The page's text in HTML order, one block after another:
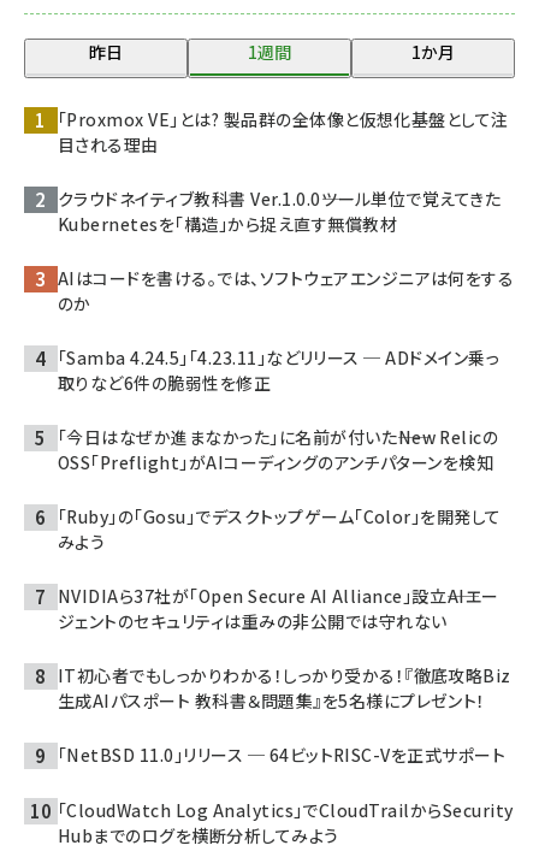
昨日 1週間 1か月
「Proxmox VE」とは? 製品群の全体像と仮想化基盤として注
目される理由
クラウドネイティブ教科書 Ver.1.0.0――ツール単位で覚えてきた
Kubernetesを「構造」から捉え直す無償教材
AIはコードを書ける。では、ソフトウェアエンジニアは何をする
のか
「Samba 4.24.5」「4.23.11」などリリース ─ ADドメイン乗っ
取りなど6件の脆弱性を修正
「今日はなぜか進まなかった」に名前が付いた――New Relicの
OSS「Preflight」がAIコーディングのアンチパターンを検知
「Ruby」の「Gosu」でデスクトップゲーム「Color」を開発して
みよう
NVIDIAら37社が「Open Secure AI Alliance」設立――AIエー
ジェントのセキュリティは重みの非公開では守れない
IT初心者でもしっかりわかる！しっかり受かる！『徹底攻略Biz
生成AIパスポート 教科書＆問題集』を5名様にプレゼント！
「NetBSD 11.0」リリース ─ 64ビットRISC-Vを正式サポート
「CloudWatch Log Analytics」でCloudTrailからSecurity
Hubまでのログを横断分析してみよう